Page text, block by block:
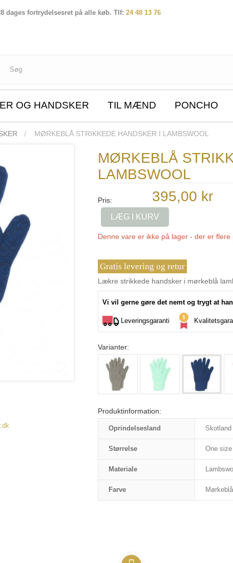
dages fortrydelsesret på alle køb. Tlf: 24 48 13 76
OG HANDSKER TIL MÆND PONCHO
MØRKEBLÅ STRIKKEDE HANDSKER I LAMBSWOOL
MØRKEBLÅ
LAMBSWOOL
Pris: 395,00 kr
LÆG I KURV
Denne vare er ikke på lager - der er flere
Gratis levering og retur
Lækre strikkede handsker i mørkeblå
Vi vil gerne gøre det nemt og trygt at
Leveringsgaranti
Varianter:
Produktinformation:
Oprindelsesland Skotland
Størrelse One size
Materiale
Farve Mørkeblå